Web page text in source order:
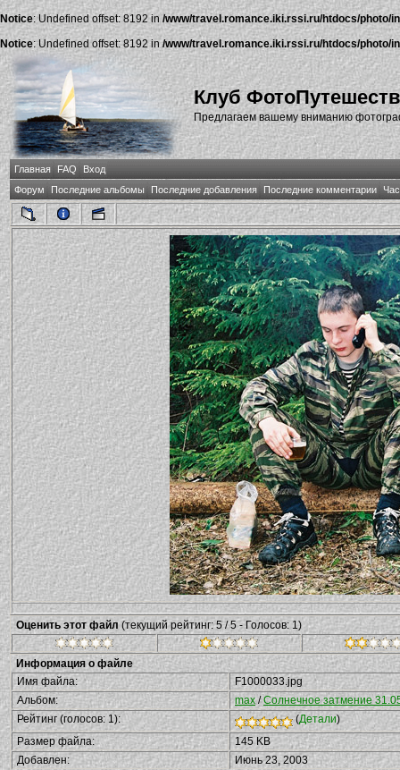
Notice: Undefined offset: 8192 in /www/travel.romance.iki.rssi.ru/htdocs/photo/
Notice: Undefined offset: 8192 in/www/travel.romance.iki.rssi.ru/htdocs/photo/
Клуб
Предлагаем вашему вниманию
Главная FAQ
Вход
Форум
Последние альбомы Последние добавления Последние комментарии
Оценить этот файл(текущий рейтинг: 5 / 5 - Голосов: 1)
Информация о файле
Имя файла:
F1000033.jpg
Альбом:
max/Солнечное затмение
Рейтинг (голосов: 1):
(Детали)
Размер файла:
145 KB
Добавлен:
Июнь 23, 2003